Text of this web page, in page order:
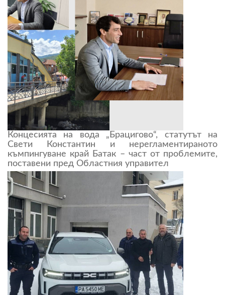
Концесията на вода „Брацигово“, статутът на
Свети Константин и нерегламентираното
къмпингуване край Батак – част от проблемите,
поставени пред Областния управител